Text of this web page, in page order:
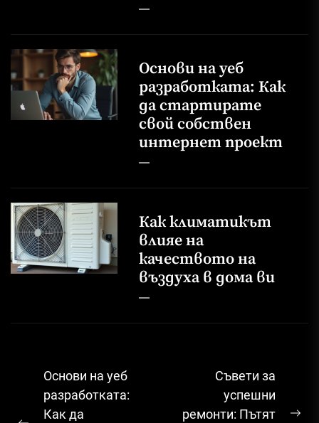
Основи на уеб
разработката: Как
да стартирате
свой собствен
интернет проект
Как климатикът
влияе на
качеството на
въздуха в дома ви
Навигация
Основи на уеб
разработката:
Как да
Съвети за
успешни
ремонти: Пътят